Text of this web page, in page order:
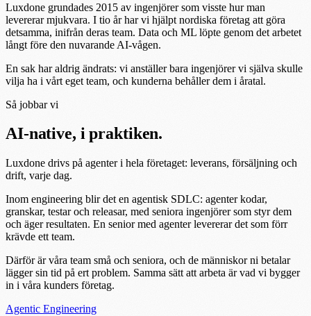
Luxdone grundades 2015 av ingenjörer som visste hur man
levererar mjukvara. I tio år har vi hjälpt nordiska företag att göra
detsamma, inifrån deras team. Data och ML löpte genom det arbetet
långt före den nuvarande AI-vågen.
En sak har aldrig ändrats: vi anställer bara ingenjörer vi själva skulle
vilja ha i vårt eget team, och kunderna behåller dem i åratal.
Så jobbar vi
AI-native, i praktiken.
Luxdone drivs på agenter i hela företaget: leverans, försäljning och
drift, varje dag.
Inom engineering blir det en agentisk SDLC: agenter kodar,
granskar, testar och releasar, med seniora ingenjörer som styr dem
och äger resultaten. En senior med agenter levererar det som förr
krävde ett team.
Därför är våra team små och seniora, och de människor ni betalar
lägger sin tid på ert problem. Samma sätt att arbeta är vad vi bygger
in i våra kunders företag.
Agentic Engineering